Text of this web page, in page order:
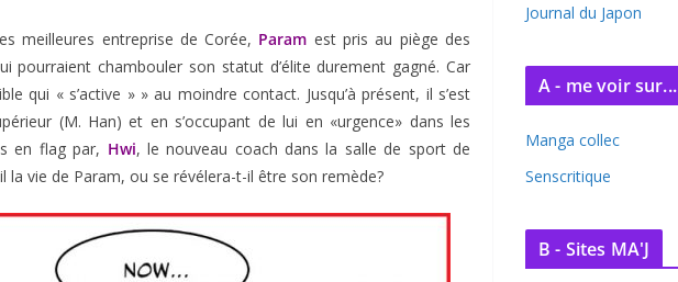
meilleures entreprise de Corée, Param est pris au piège des
pourraient chambouler son statut d’élite durement gagné. Car
qui « s’active » » au moindre contact. Jusqu’à présent, il s’est
(M. Han) et en s’occupant de lui en «urgence» dans les
en flag par, Hwi, le nouveau coach dans la salle de sport de
la vie de Param, ou se révélera-t-il être son remède?
Journal du Japon
A - me voir sur...
Manga collec
Senscritique
B - Sites MA'J